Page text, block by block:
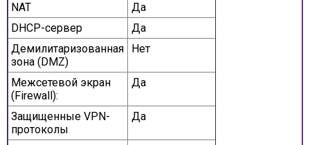
NAT
Да
DHCP-сервер
Да
Демилитаризованная
зона (DMZ)
Нет
Межсетевой экран
(Firewall):
Да
Защищенные VPN-
протоколы
Да